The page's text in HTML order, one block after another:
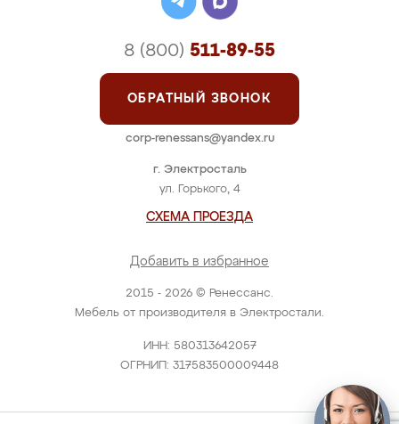
2015 - 2026 © Ренессанс.
Мебель от производителя в Электростали.
ИНН: 580313642057
ОГРНИП: 317583500009448
г. Электросталь
ул. Горького, 4
СХЕМА ПРОЕЗДА
Добавить в избранное
8 (800) 511-89-55
ОБРАТНЫЙ ЗВОНОК
corp-renessans@yandex.ru